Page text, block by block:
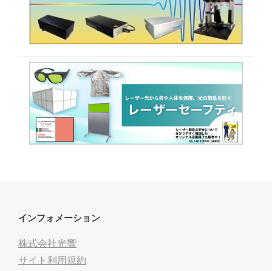
インフォメーション
株式会社光響
サイト利用規約